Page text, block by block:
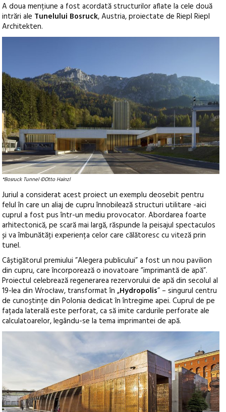
A doua mențiune a fost acordată structurilor aflate la cele două
intrări ale Tunelului Bosruck, Austria, proiectate de Riepl Riepl
Architekten.
*Bosruck Tunnel ©Otto Hainzl
Juriul a considerat acest proiect un exemplu deosebit pentru
felul în care un aliaj de cupru înnobilează structuri utilitare -aici
cuprul a fost pus într-un mediu provocator. Abordarea foarte
arhitectonică, pe scară mai largă, răspunde la peisajul spectaculos
și va îmbunătăți experiența celor care călătoresc cu viteză prin
tunel.
Câștigătorul premiului ”Alegera publicului” a fost un nou pavilion
din cupru, care încorporează o inovatoare ”imprimantă de apă”.
Proiectul celebrează regenerarea rezervorului de apă din secolul al
19-lea din Wrocław, transformat în „Hydropolis” – singurul centru
de cunoștințe din Polonia dedicat în întregime apei. Cuprul de pe
fațada laterală este perforat, ca să imite cardurile perforate ale
calculatoarelor, legându-se la tema imprimantei de apă.